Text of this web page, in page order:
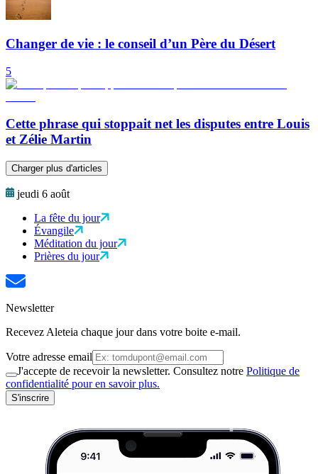
Changer de vie : le conseil d’un Père du Désert
5
Cette phrase qui stoppait net les disputes entre Louis
et Zélie Martin
Charger plus d'articles
jeudi 6 août
La fête du jour
Évangile
Méditation du jour
Prières du jour
Newsletter
Recevez Aleteia chaque jour dans votre boite e-mail.
Votre adresse email
J'accepte de recevoir la newsletter. Consultez notre Politique de
confidentialité pour en savoir plus.
S'inscrire